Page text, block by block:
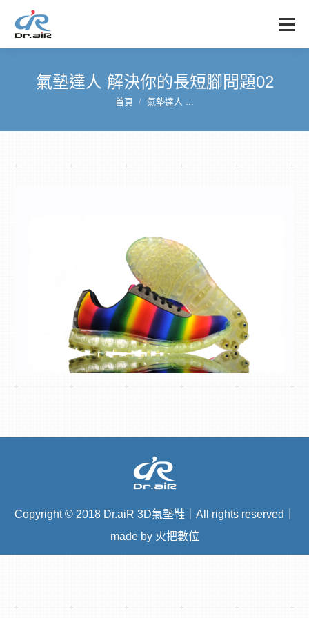
氣墊達人 解決你的長短腳問題02
您在這裡：
首頁 氣墊達人 ...
Copyright©2018 Dr.aiR 3D氣墊鞋｜All rights reserved｜
made by 火把數位